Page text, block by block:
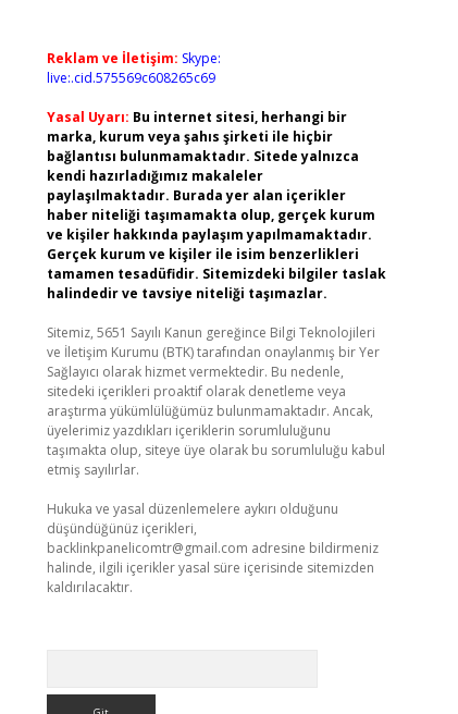
Reklam ve İletişim: Skype:
live:.cid.575569c608265c69
Yasal Uyarı: Bu internet sitesi, herhangi bir
marka, kurum veya şahıs şirketi ile hiçbir
bağlantısı bulunmamaktadır. Sitede yalnızca
kendi hazırladığımız makaleler
paylaşılmaktadır. Burada yer alan içerikler
haber niteliği taşımamakta olup, gerçek kurum
ve kişiler hakkında paylaşım yapılmamaktadır.
Gerçek kurum ve kişiler ile isim benzerlikleri
tamamen tesadüfidir. Sitemizdeki bilgiler taslak
halindedir ve tavsiye niteliği taşımazlar.
Sitemiz, 5651 Sayılı Kanun gereğince Bilgi Teknolojileri
ve İletişim Kurumu (BTK) tarafından onaylanmış bir Yer
Sağlayıcı olarak hizmet vermektedir. Bu nedenle,
sitedeki içerikleri proaktif olarak denetleme veya
araştırma yükümlülüğümüz bulunmamaktadır. Ancak,
üyelerimiz yazdıkları içeriklerin sorumluluğunu
taşımakta olup, siteye üye olarak bu sorumluluğu kabul
etmiş sayılırlar.
Hukuka ve yasal düzenlemelere aykırı olduğunu
düşündüğünüz içerikleri,
backlinkpanelicomtr@gmail.com adresine bildirmeniz
halinde, ilgili içerikler yasal süre içerisinde sitemizden
kaldırılacaktır.